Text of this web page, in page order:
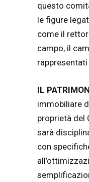
questo
le figure
come il
campo, il
IL
immobiliare
proprietà del
sarà
con